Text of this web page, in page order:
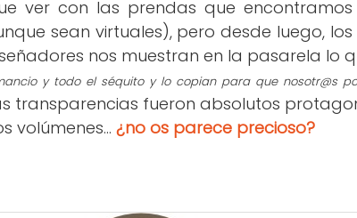
ver con las prendas que
sean virtuales), pero desde luego,
nos muestran en la pasarela lo
y todo el séquito y lo copian para que nosotr@s
transparencias fueron absolutos
volúmenes... ¿no os parece precioso?